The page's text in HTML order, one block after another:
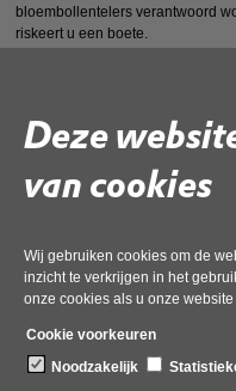
Deze
van cookies
Wij gebruiken cookies om de
inzicht te verkrijgen in het
onze cookies als u onze
Cookie voorkeuren
Noodzakelijk
bloembollentelers verantwoord
riskeert u een boete.
Welke maatregelen
voorkomen?
Meer informatie?